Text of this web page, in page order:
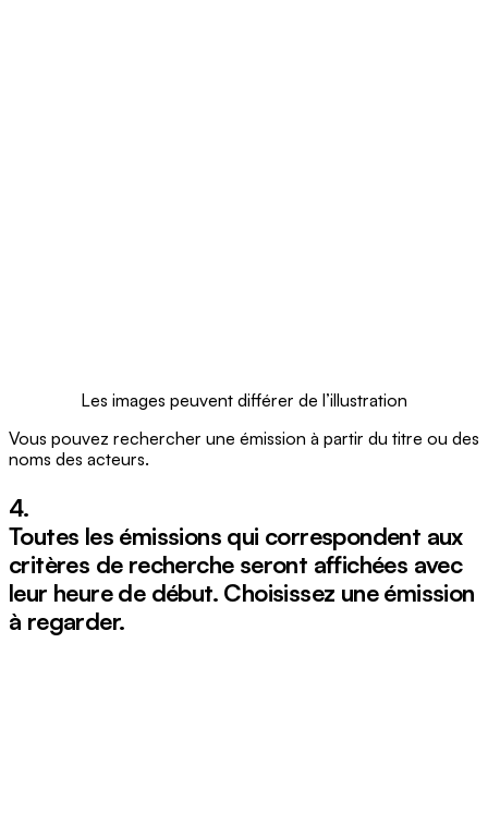
Les images peuvent différer de l’illustration
Vous pouvez rechercher une émission à partir du titre ou des
noms des acteurs.
4.
Toutes les émissions qui correspondent aux
critères de recherche seront affichées avec
leur heure de début. Choisissez une émission
à regarder.